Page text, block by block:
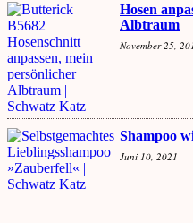
Hosen
Albtraum
November 25,
Shampoo
Juni 10, 2021